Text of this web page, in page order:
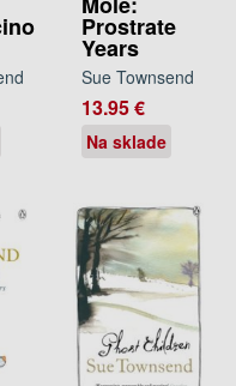
Prostrate
Years
Sue Townsend
13.95 €
Na sklade